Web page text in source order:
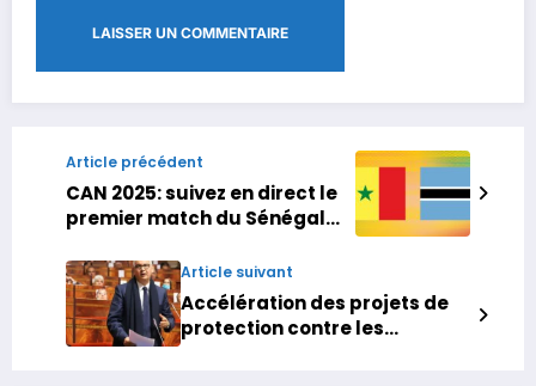
Article précédent
CAN 2025: suivez en direct le
premier match du Sénégal
Article suivant
Accélération des projets de
protection contre les